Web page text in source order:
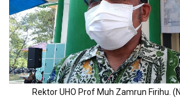
Rektor UHO Prof Muh Zamrun Firihu.